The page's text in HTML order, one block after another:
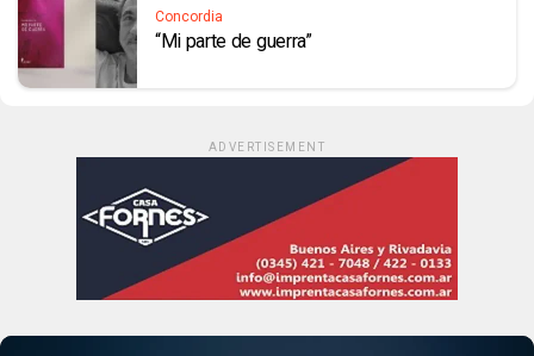
Concordia
“Mi parte de guerra”
ADVERTISEMENT